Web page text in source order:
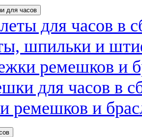
для часов
для часов в
шпильки и
ремешков и
для часов в
ремешков и